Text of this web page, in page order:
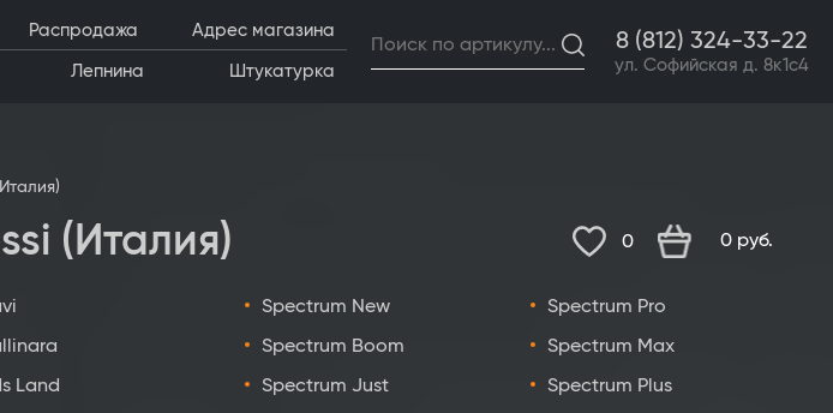
Распродажа Адрес магазина
Лепнина Штукатурка
8 (812) 324-33-22
ул. Софийская д. 8к1с4
(Италия) 0 0 руб.
Land
Spectrum New
Spectrum Boom
Spectrum Just
Spectrum Pro
Spectrum Max
Spectrum Plus